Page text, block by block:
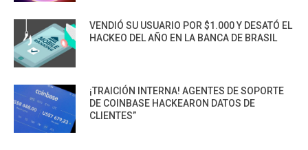
VENDIÓ SU USUARIO POR $1.000 Y DESATÓ EL
HACKEO DEL AÑO EN LA BANCA DE BRASIL
¡TRAICIÓN INTERNA! AGENTES DE SOPORTE
DE COINBASE HACKEARON DATOS DE
CLIENTES”